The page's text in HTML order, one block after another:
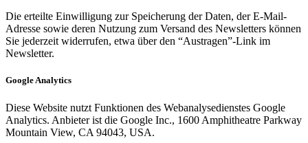
Die erteilte Einwilligung zur Speicherung der Daten, der E-Mail-
Adresse sowie deren Nutzung zum Versand des Newsletters können
Sie jederzeit widerrufen, etwa über den “Austragen”-Link im
Newsletter.
Google Analytics
Diese Website nutzt Funktionen des Webanalysedienstes Google
Analytics. Anbieter ist die Google Inc., 1600 Amphitheatre Parkway
Mountain View, CA 94043, USA.